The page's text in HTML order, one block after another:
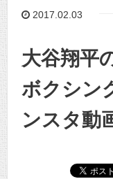
2017.02.03
大谷翔平
ボクシン
ンスタ動